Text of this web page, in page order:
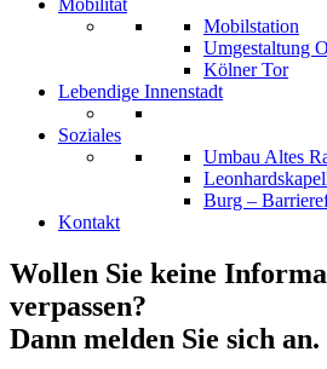
Mobilität
Mobilstation
Umgestaltung
Kölner Tor
Lebendige Innenstadt
Soziales
Umbau Altes
Burg –
Kontakt
Wollen Sie keine
verpassen?
Dann melden Sie sich an.